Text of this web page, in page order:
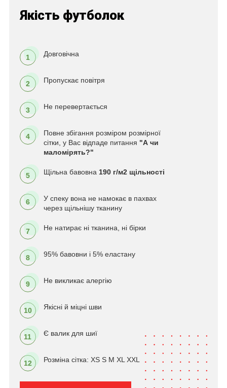
Якість футболок
1 Довговічна
2 Пропускає повітря
3 Не перевертається
4
Повне збігання розміром розмірної
сітки, у Вас відпаде питання "А чи
маломірять?"
5 Щільна бавовна 190 г/м2 щільності
6
У спеку вона не намокає в пахвах
через щільнішу тканину
7 Не натирає ні тканина, ні бірки
8 95% бавовни і 5% еластану
9 Не викликає алергію
10 Якісні й міцні шви
11 Є валик для шиї
12 Розміна сітка: XS S M XL XXL